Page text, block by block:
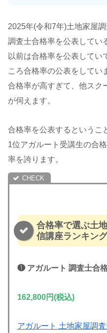
2025年(令和7年)土地家屋
調査士合格率を公表してい
以前は合格率を公表してい
ころ合格率の公表をしてい
合格率が高すぎて、他スク
が伺えます。
合格率を公表するというこ
1位アガルート受講生の合
率を誇ります。
合格率で選ぶ土
信講座ランキング
❶ アガルート 調査士合
162,800円(税込)
アガルート 土地家屋調